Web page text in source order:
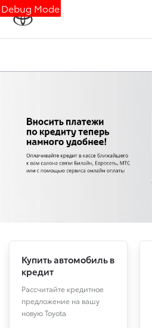
Debug Mode
Купить автомобиль в
кредит
Рассчитайте кредитное
предложение на вашу
новую Toyota